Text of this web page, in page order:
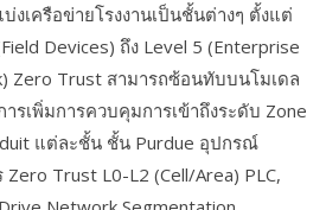
บ่งเครือข่ายโรงงานเป็นชั้นต่างๆ ตั้งแต่
Devices) ถึง Level 5 (Enterprise
Zero Trust สามารถซ้อนทับบนโมเดล
รเพิ่มการควบคุมการเข้าถึงระดับ Zone
แต่ละชั้น ชั้น Purdue อุปกรณ์
Zero Trust L0-L2 (Cell/Area) PLC,